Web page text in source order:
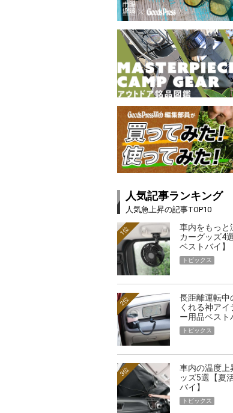
人気記事ランキング
人気急上昇の記事TOP10
車内をもっと
カーグッズ4
ベストバイ】
1位
トピックス
長距離運転中
くれる神ア
ー用品ベスト
2位
トピックス
車内の温度上
ッズ5選【夏
バイ】
3位
トピックス